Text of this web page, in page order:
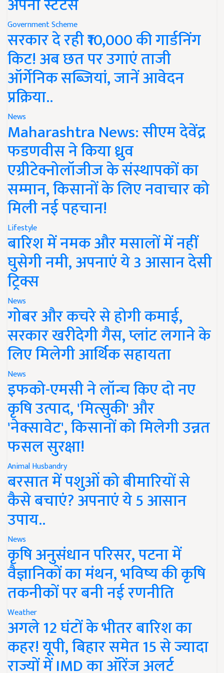
Government Scheme
सरकार दे रही ₹10,000 की गार्डनिंग
किट! अब छत पर उगाएं ताजी
ऑर्गेनिक सब्जियां, जानें आवेदन
प्रक्रिया..
News
Maharashtra News: सीएम देवेंद्र
फडणवीस ने किया ध्रुव
एग्रीटेक्नोलॉजीज के संस्थापकों का
सम्मान, किसानों के लिए नवाचार को
मिली नई पहचान!
Lifestyle
बारिश में नमक और मसालों में नहीं
घुसेगी नमी, अपनाएं ये 3 आसान देसी
ट्रिक्स
News
गोबर और कचरे से होगी कमाई,
सरकार खरीदेगी गैस, प्लांट लगाने के
लिए मिलेगी आर्थिक सहायता
News
इफको-एमसी ने लॉन्च किए दो नए
कृषि उत्पाद, 'मित्सुकी' और
'नेक्सावेट', किसानों को मिलेगी उन्नत
फसल सुरक्षा!
Animal Husbandry
बरसात में पशुओं को बीमारियों से
कैसे बचाएं? अपनाएं ये 5 आसान
उपाय..
News
कृषि अनुसंधान परिसर, पटना में
वैज्ञानिकों का मंथन, भविष्य की कृषि
तकनीकों पर बनी नई रणनीति
Weather
अगले 12 घंटों के भीतर बारिश का
कहर! यूपी, बिहार समेत 15 से ज्यादा
राज्यों में IMD का ऑरेंज अलर्ट